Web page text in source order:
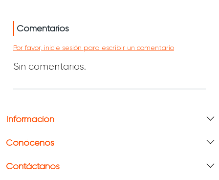
Comentarios
Por favor, inicie sesión para escribir un comentario
Sin comentarios.
Información
Conócenos
Contáctanos